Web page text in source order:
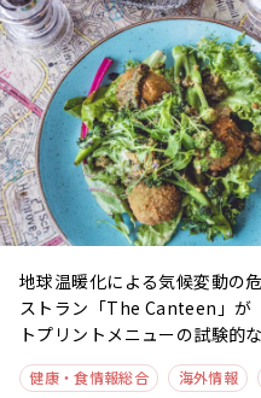
地球温暖化による気候変動の
ストラン「The Canteen」が
トプリントメニューの試験的
健康・食情報総合 海外情報